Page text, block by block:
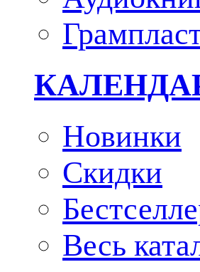
Новинки
Скидки
Весь